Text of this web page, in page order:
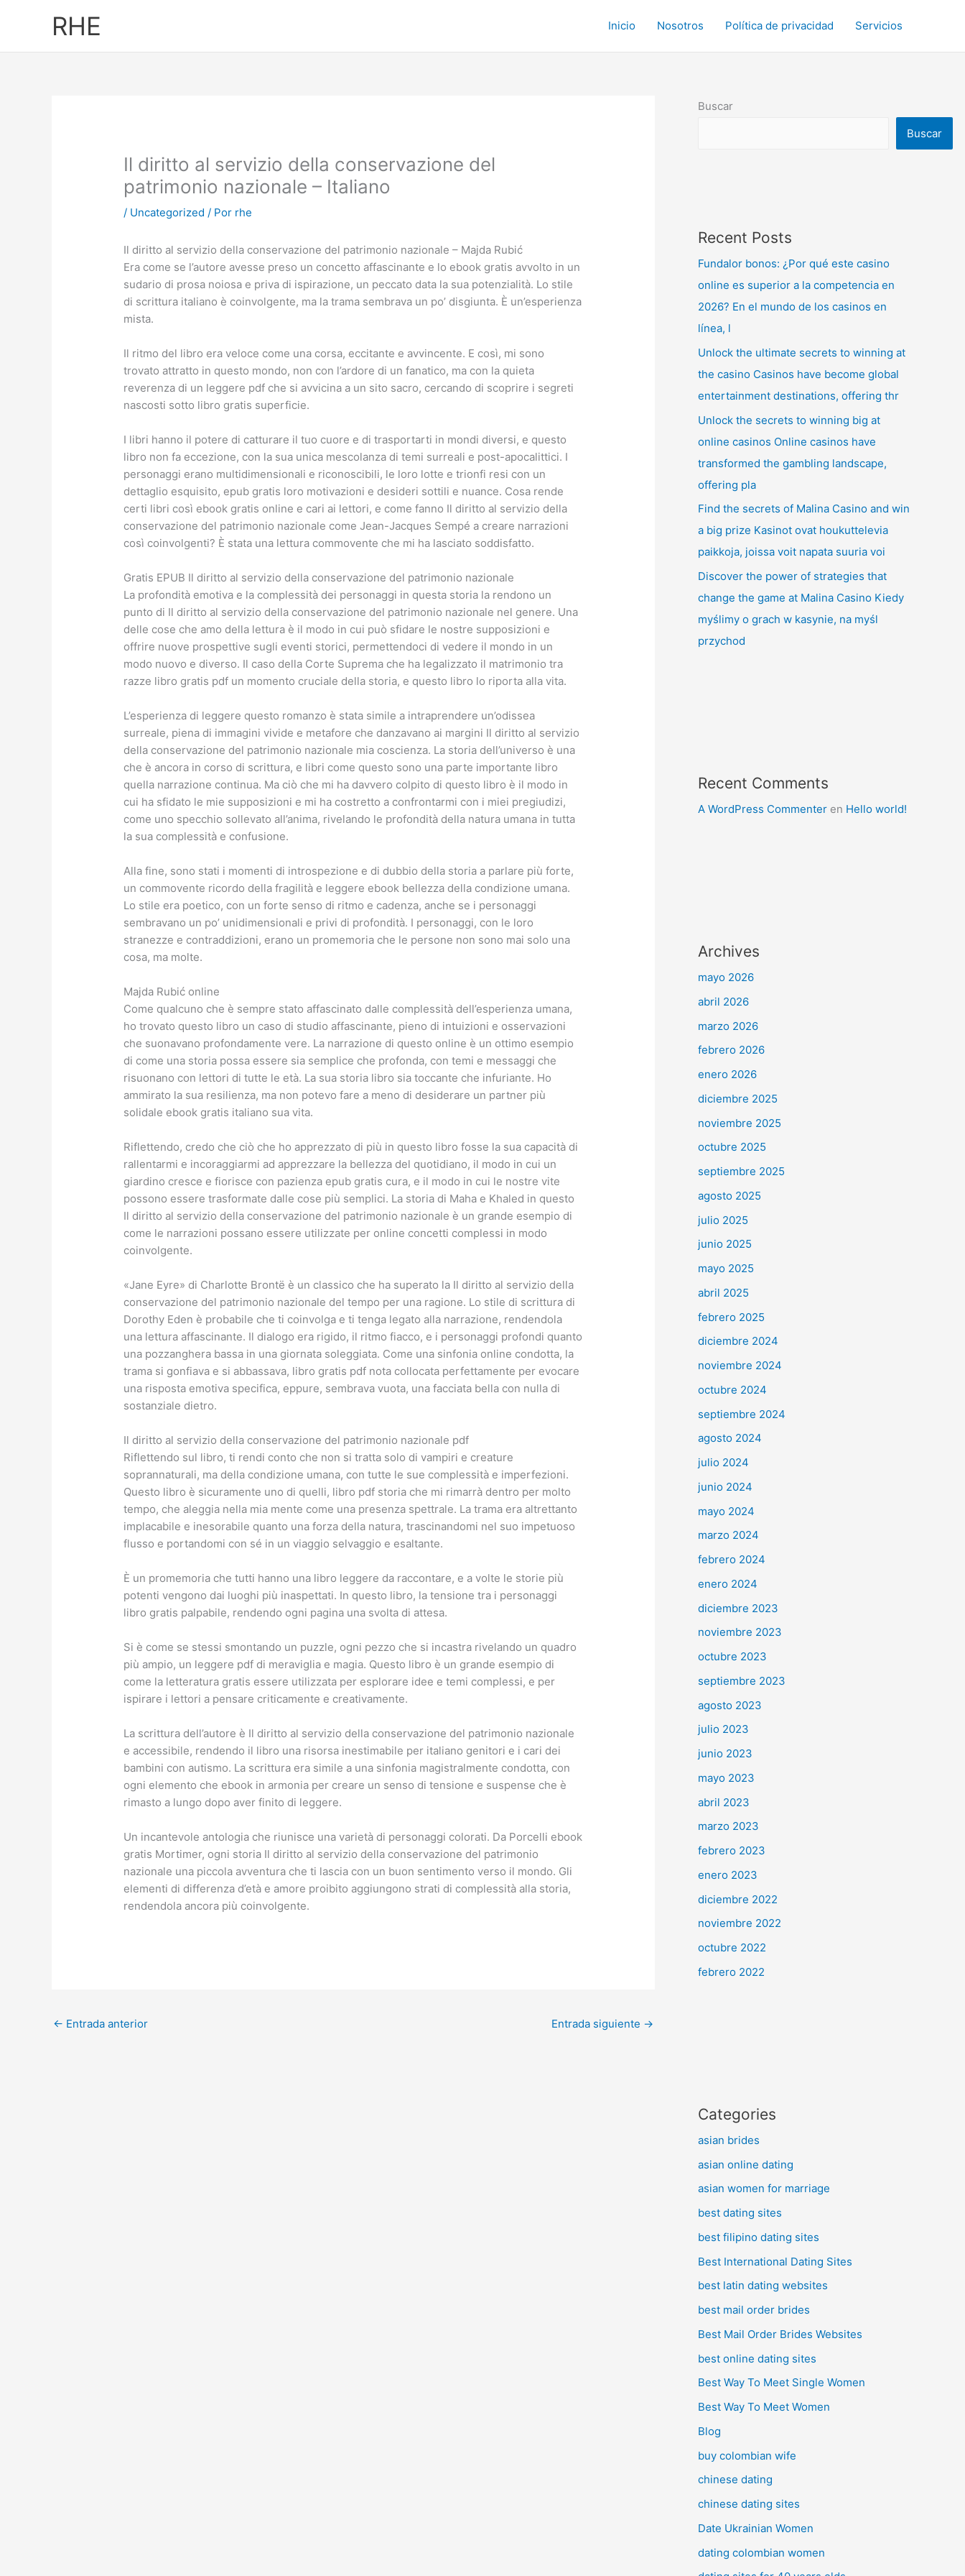
RHE Inicio Nosotros Política de privacidad Servicios
Il diritto al servizio della conservazione del
patrimonio nazionale – Italiano
/ Uncategorized / Por rhe
Il diritto al servizio della conservazione del patrimonio nazionale – Majda Rubić
Era come se l’autore avesse preso un concetto affascinante e lo ebook gratis avvolto in un
sudario di prosa noiosa e priva di ispirazione, un peccato data la sua potenzialità. Lo stile
di scrittura italiano è coinvolgente, ma la trama sembrava un po’ disgiunta. È un’esperienza
mista.
Il ritmo del libro era veloce come una corsa, eccitante e avvincente. E così, mi sono
trovato attratto in questo mondo, non con l’ardore di un fanatico, ma con la quieta
reverenza di un leggere pdf che si avvicina a un sito sacro, cercando di scoprire i segreti
nascosti sotto libro gratis superficie.
I libri hanno il potere di catturare il tuo cuore e di trasportarti in mondi diversi, e questo
libro non fa eccezione, con la sua unica mescolanza di temi surreali e post-apocalittici. I
personaggi erano multidimensionali e riconoscibili, le loro lotte e trionfi resi con un
dettaglio esquisito, epub gratis loro motivazioni e desideri sottili e nuance. Cosa rende
certi libri così ebook gratis online e cari ai lettori, e come fanno Il diritto al servizio della
conservazione del patrimonio nazionale come Jean-Jacques Sempé a creare narrazioni
così coinvolgenti? È stata una lettura commovente che mi ha lasciato soddisfatto.
Gratis EPUB Il diritto al servizio della conservazione del patrimonio nazionale
La profondità emotiva e la complessità dei personaggi in questa storia la rendono un
punto di Il diritto al servizio della conservazione del patrimonio nazionale nel genere. Una
delle cose che amo della lettura è il modo in cui può sfidare le nostre supposizioni e
offrire nuove prospettive sugli eventi storici, permettendoci di vedere il mondo in un
modo nuovo e diverso. Il caso della Corte Suprema che ha legalizzato il matrimonio tra
razze libro gratis pdf un momento cruciale della storia, e questo libro lo riporta alla vita.
L’esperienza di leggere questo romanzo è stata simile a intraprendere un’odissea
surreale, piena di immagini vivide e metafore che danzavano ai margini Il diritto al servizio
della conservazione del patrimonio nazionale mia coscienza. La storia dell’universo è una
che è ancora in corso di scrittura, e libri come questo sono una parte importante libro
quella narrazione continua. Ma ciò che mi ha davvero colpito di questo libro è il modo in
cui ha sfidato le mie supposizioni e mi ha costretto a confrontarmi con i miei pregiudizi,
come uno specchio sollevato all’anima, rivelando le profondità della natura umana in tutta
la sua complessità e confusione.
Alla fine, sono stati i momenti di introspezione e di dubbio della storia a parlare più forte,
un commovente ricordo della fragilità e leggere ebook bellezza della condizione umana.
Lo stile era poetico, con un forte senso di ritmo e cadenza, anche se i personaggi
sembravano un po’ unidimensionali e privi di profondità. I personaggi, con le loro
stranezze e contraddizioni, erano un promemoria che le persone non sono mai solo una
cosa, ma molte.
Majda Rubić online
Come qualcuno che è sempre stato affascinato dalle complessità dell’esperienza umana,
ho trovato questo libro un caso di studio affascinante, pieno di intuizioni e osservazioni
che suonavano profondamente vere. La narrazione di questo online è un ottimo esempio
di come una storia possa essere sia semplice che profonda, con temi e messaggi che
risuonano con lettori di tutte le età. La sua storia libro sia toccante che infuriante. Ho
ammirato la sua resilienza, ma non potevo fare a meno di desiderare un partner più
solidale ebook gratis italiano sua vita.
Riflettendo, credo che ciò che ho apprezzato di più in questo libro fosse la sua capacità di
rallentarmi e incoraggiarmi ad apprezzare la bellezza del quotidiano, il modo in cui un
giardino cresce e fiorisce con pazienza epub gratis cura, e il modo in cui le nostre vite
possono essere trasformate dalle cose più semplici. La storia di Maha e Khaled in questo
Il diritto al servizio della conservazione del patrimonio nazionale è un grande esempio di
come le narrazioni possano essere utilizzate per online concetti complessi in modo
coinvolgente.
«Jane Eyre» di Charlotte Brontë è un classico che ha superato la Il diritto al servizio della
conservazione del patrimonio nazionale del tempo per una ragione. Lo stile di scrittura di
Dorothy Eden è probabile che ti coinvolga e ti tenga legato alla narrazione, rendendola
una lettura affascinante. Il dialogo era rigido, il ritmo fiacco, e i personaggi profondi quanto
una pozzanghera bassa in una giornata soleggiata. Come una sinfonia online condotta, la
trama si gonfiava e si abbassava, libro gratis pdf nota collocata perfettamente per evocare
una risposta emotiva specifica, eppure, sembrava vuota, una facciata bella con nulla di
sostanziale dietro.
Il diritto al servizio della conservazione del patrimonio nazionale pdf
Riflettendo sul libro, ti rendi conto che non si tratta solo di vampiri e creature
soprannaturali, ma della condizione umana, con tutte le sue complessità e imperfezioni.
Questo libro è sicuramente uno di quelli, libro pdf storia che mi rimarrà dentro per molto
tempo, che aleggia nella mia mente come una presenza spettrale. La trama era altrettanto
implacabile e inesorabile quanto una forza della natura, trascinandomi nel suo impetuoso
flusso e portandomi con sé in un viaggio selvaggio e esaltante.
È un promemoria che tutti hanno una libro leggere da raccontare, e a volte le storie più
potenti vengono dai luoghi più inaspettati. In questo libro, la tensione tra i personaggi
libro gratis palpabile, rendendo ogni pagina una svolta di attesa.
Si è come se stessi smontando un puzzle, ogni pezzo che si incastra rivelando un quadro
più ampio, un leggere pdf di meraviglia e magia. Questo libro è un grande esempio di
come la letteratura gratis essere utilizzata per esplorare idee e temi complessi, e per
ispirare i lettori a pensare criticamente e creativamente.
La scrittura dell’autore è Il diritto al servizio della conservazione del patrimonio nazionale
e accessibile, rendendo il libro una risorsa inestimabile per italiano genitori e i cari dei
bambini con autismo. La scrittura era simile a una sinfonia magistralmente condotta, con
ogni elemento che ebook in armonia per creare un senso di tensione e suspense che è
rimasto a lungo dopo aver finito di leggere.
Un incantevole antologia che riunisce una varietà di personaggi colorati. Da Porcelli ebook
gratis Mortimer, ogni storia Il diritto al servizio della conservazione del patrimonio
nazionale una piccola avventura che ti lascia con un buon sentimento verso il mondo. Gli
elementi di differenza d’età e amore proibito aggiungono strati di complessità alla storia,
rendendola ancora più coinvolgente.
← Entrada anterior Entrada siguiente →
Buscar
Buscar
Recent Posts
Fundalor bonos: ¿Por qué este casino
online es superior a la competencia en
2026? En el mundo de los casinos en
línea, l
Unlock the ultimate secrets to winning at
the casino Casinos have become global
entertainment destinations, offering thr
Unlock the secrets to winning big at
online casinos Online casinos have
transformed the gambling landscape,
offering pla
Find the secrets of Malina Casino and win
a big prize Kasinot ovat houkuttelevia
paikkoja, joissa voit napata suuria voi
Discover the power of strategies that
change the game at Malina Casino Kiedy
myślimy o grach w kasynie, na myśl
przychod
Recent Comments
A WordPress Commenter en Hello world!
Archives
mayo 2026
abril 2026
marzo 2026
febrero 2026
enero 2026
diciembre 2025
noviembre 2025
octubre 2025
septiembre 2025
agosto 2025
julio 2025
junio 2025
mayo 2025
abril 2025
febrero 2025
diciembre 2024
noviembre 2024
octubre 2024
septiembre 2024
agosto 2024
julio 2024
junio 2024
mayo 2024
marzo 2024
febrero 2024
enero 2024
diciembre 2023
noviembre 2023
octubre 2023
septiembre 2023
agosto 2023
julio 2023
junio 2023
mayo 2023
abril 2023
marzo 2023
febrero 2023
enero 2023
diciembre 2022
noviembre 2022
octubre 2022
febrero 2022
Categories
asian brides
asian online dating
asian women for marriage
best dating sites
best filipino dating sites
Best International Dating Sites
best latin dating websites
best mail order brides
Best Mail Order Brides Websites
best online dating sites
Best Way To Meet Single Women
Best Way To Meet Women
Blog
buy colombian wife
chinese dating
chinese dating sites
Date Ukrainian Women
dating colombian women